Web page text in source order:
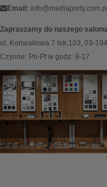
Email: info@mediaporty.com.pl
Zapraszamy do naszego
ul. Konwaliowa 7 lok.103, 03-
Czynne: Pn-Pt w godz: 9-17